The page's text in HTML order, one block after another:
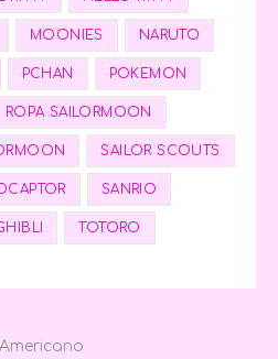
MOONIES NARUTO
PCHAN POKEMON
ROPA SAILORMOON
SAILOR SCOUTS
SANRIO
TOTORO